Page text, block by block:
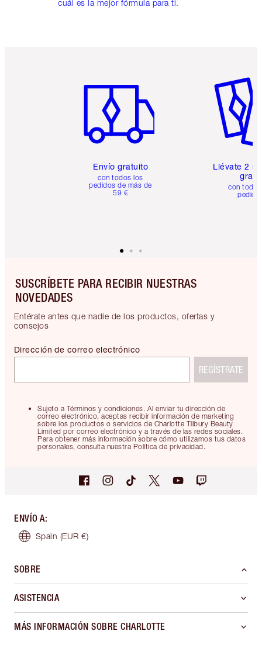
cuál es la mejor fórmula para ti.
Envío gratuito
con todos los
pedidos de más de
59 €
Llévate 2
gratis
con
SUSCRÍBETE PARA RECIBIR NUESTRAS
NOVEDADES
Entérate antes que nadie de los productos, ofertas y
consejos
Sujeto a Términos y condiciones. Al enviar tu dirección de
correo electrónico, aceptas recibir información de marketing
sobre los productos o servicios de Charlotte Tilbury Beauty
Limited por correo electrónico y a través de las redes sociales.
Para obtener más información sobre cómo utilizamos tus datos
personales, consulta nuestra Política de privacidad.
Dirección de correo electrónico
REGÍSTRATE
ENVÍO A:
Spain (EUR €)
SOBRE
ASISTENCIA
MÁS INFORMACIÓN SOBRE CHARLOTTE